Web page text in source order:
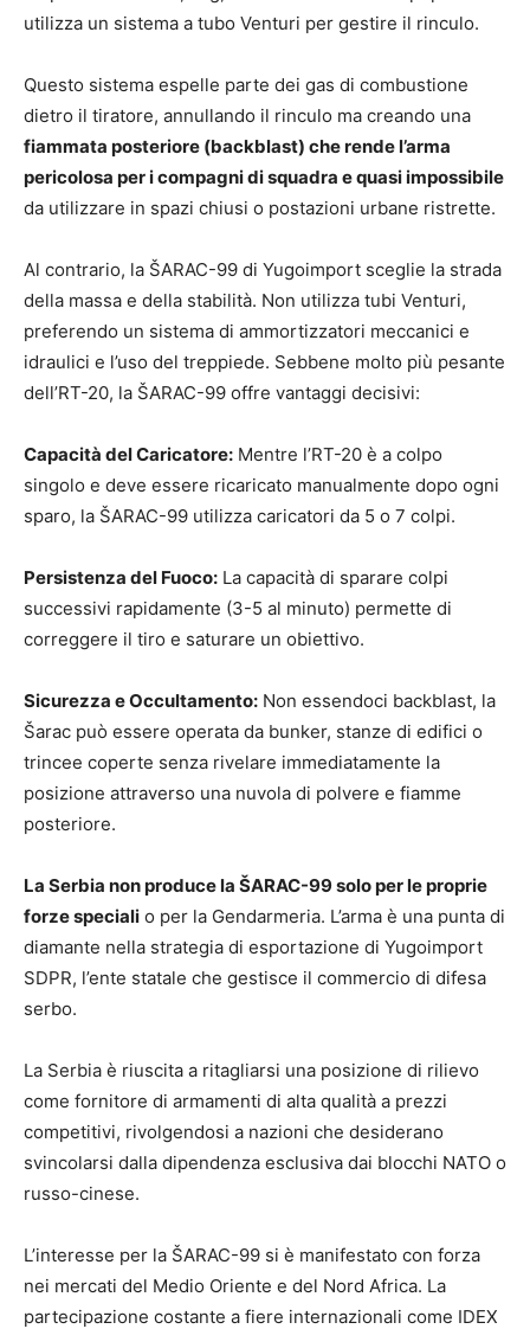
utilizza un sistema a tubo Venturi per gestire il rinculo.
Questo sistema espelle parte dei gas di combustione
dietro il tiratore, annullando il rinculo ma creando una
fiammata posteriore (backblast) che rende l’arma
pericolosa per i compagni di squadra e quasi impossibile
da utilizzare in spazi chiusi o postazioni urbane ristrette.
Al contrario, la ŠARAC-99 di Yugoimport sceglie la strada
della massa e della stabilità. Non utilizza tubi Venturi,
preferendo un sistema di ammortizzatori meccanici e
idraulici e l’uso del treppiede. Sebbene molto più pesante
dell’RT-20, la ŠARAC-99 offre vantaggi decisivi:
Capacità del Caricatore: Mentre l’RT-20 è a colpo
singolo e deve essere ricaricato manualmente dopo ogni
sparo, la ŠARAC-99 utilizza caricatori da 5 o 7 colpi.
Persistenza del Fuoco: La capacità di sparare colpi
successivi rapidamente (3-5 al minuto) permette di
correggere il tiro e saturare un obiettivo.
Sicurezza e Occultamento: Non essendoci backblast, la
Šarac può essere operata da bunker, stanze di edifici o
trincee coperte senza rivelare immediatamente la
posizione attraverso una nuvola di polvere e fiamme
posteriore.
La Serbia non produce la ŠARAC-99 solo per le proprie
forze speciali o per la Gendarmeria. L’arma è una punta di
diamante nella strategia di esportazione di Yugoimport
SDPR, l’ente statale che gestisce il commercio di difesa
serbo.
La Serbia è riuscita a ritagliarsi una posizione di rilievo
come fornitore di armamenti di alta qualità a prezzi
competitivi, rivolgendosi a nazioni che desiderano
svincolarsi dalla dipendenza esclusiva dai blocchi NATO o
russo-cinese.
L’interesse per la ŠARAC-99 si è manifestato con forza
nei mercati del Medio Oriente e del Nord Africa. La
partecipazione costante a fiere internazionali come IDEX